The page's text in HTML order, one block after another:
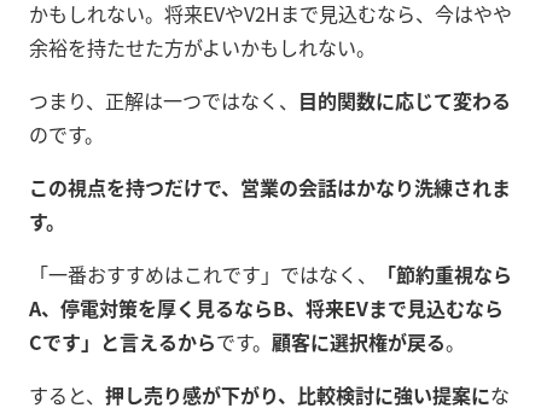
かもしれない。将来EVやV2Hまで見込むなら、今はやや
余裕を持たせた方がよいかもしれない。
つまり、正解は一つではなく、 目的関数に応じて変わる
のです。
この視点を持つだけで、営業の会話はかなり洗練されま
す。
「一番おすすめはこれです」ではなく、
「節約重視なら
A、停電対策を厚く見るならB、将来EVまで見込むなら
Cです」と言えるからです。 顧客に選択権が戻る。
すると、 押し売り感が下がり、比較検討に強い提案にな